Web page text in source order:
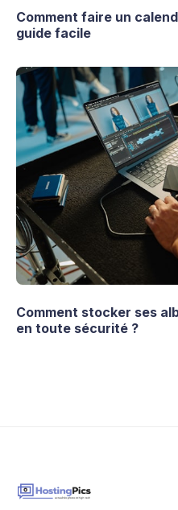
Comment faire un
guide facile
Comment stocker ses
en toute sécurité ?